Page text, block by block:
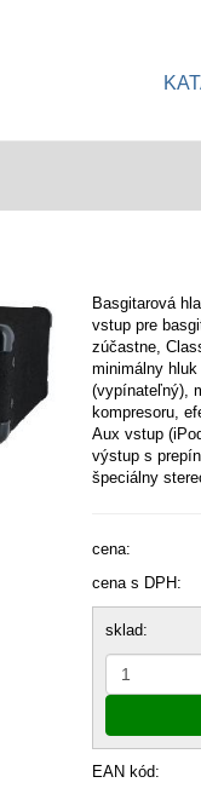
Basgitarová
vstup pre
zúčastne,
minimálny
(vypínateľný),
kompresoru,
Aux vstup
výstup s
špeciálny
cena:
cena s DPH:
sklad:
EAN kód: